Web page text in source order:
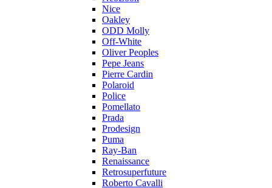
Nice
Oakley
ODD Molly
Off-White
Oliver Peoples
Pepe Jeans
Pierre Cardin
Polaroid
Police
Pomellato
Prada
Prodesign
Puma
Ray-Ban
Renaissance
Retrosuperfuture
Roberto Cavalli